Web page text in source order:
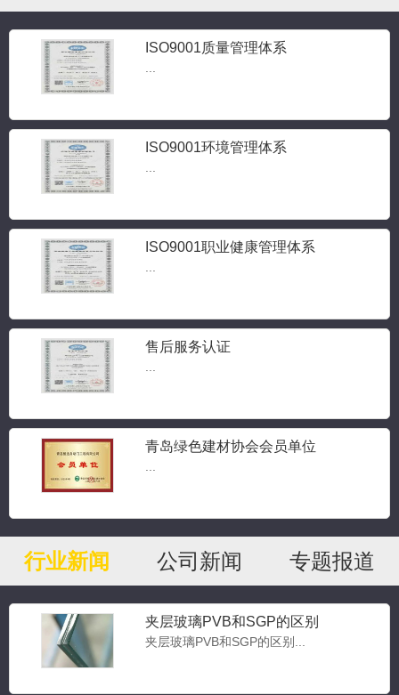
ISO9001质量管理体系
ISO9001环境管理体系
ISO9001职业健康管理体系
售后服务认证
青岛绿色建材协会会员单位
行业新闻 公司新闻 专题报道
夹层玻璃PVB和SGP的区别
夹层玻璃PVB和SGP的区别...